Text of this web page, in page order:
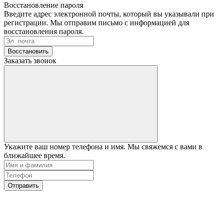
Восстановление пароля
Введите адрес электронной почты, который вы указывали при
регистрации. Мы отправим письмо с информацией для
восстановления пароля.
Восстановить
Заказать звонок
Укажите ваш номер телефона и имя. Мы свяжемся с вами в
ближайшее время.
Отправить